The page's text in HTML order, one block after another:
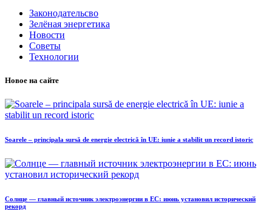
Законодательсво
Зелёная энергетика
Новости
Советы
Технологии
Новое на сайте
Soarele – principala sursă de energie electrică în UE: iunie a stabilit un record istoric
Солнце — главный источник электроэнергии в ЕС: июнь установил исторический
рекорд